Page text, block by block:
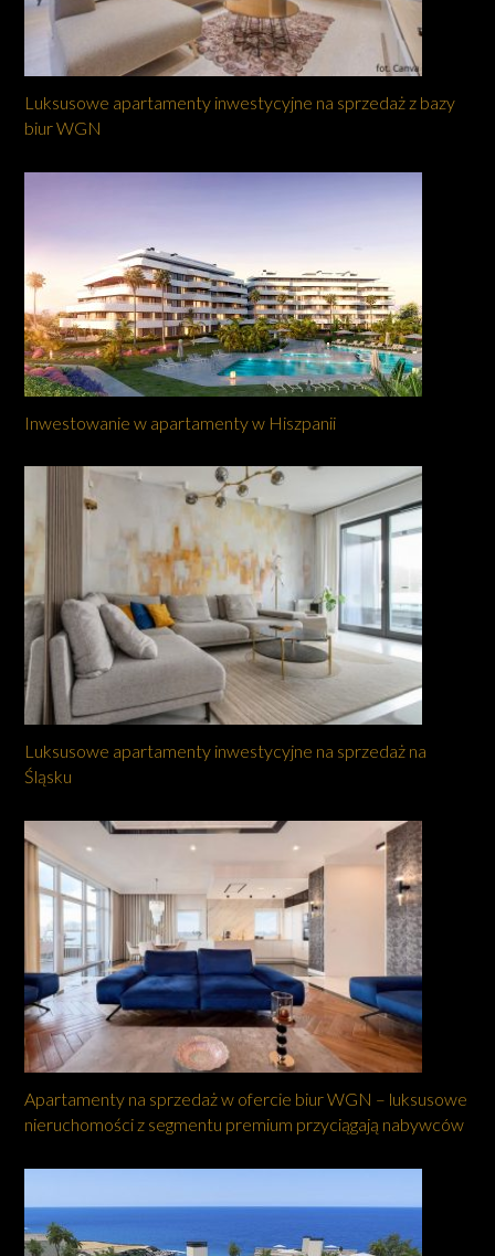
Luksusowe apartamenty inwestycyjne na sprzedaż z bazy
biur WGN
Inwestowanie w apartamenty w Hiszpanii
Luksusowe apartamenty inwestycyjne na sprzedaż na
Śląsku
Apartamenty na sprzedaż w ofercie biur WGN – luksusowe
nieruchomości z segmentu premium przyciągają nabywców